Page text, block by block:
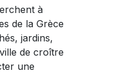
à
de la Grèce
jardins,
de croître
une